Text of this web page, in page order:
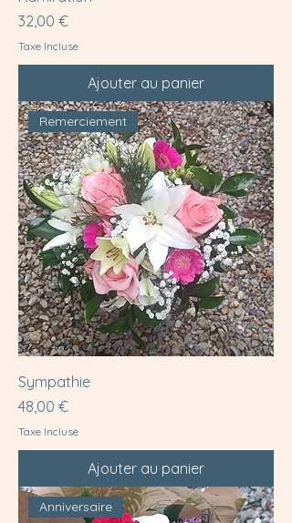
Prix
32,00 €
Taxe Incluse
Ajouter au panier
Remerciement
Sympathie
Prix
48,00 €
Taxe Incluse
Ajouter au panier
Anniversaire